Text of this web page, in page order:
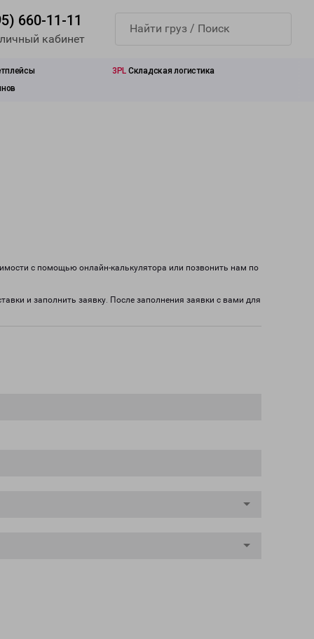
660-11-11
кабинет
3PL Складская логистика
с помощью онлайн-калькулятора или позвонить нам по
и заполнить заявку. После заполнения заявки с вами для